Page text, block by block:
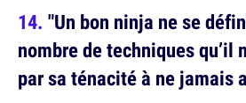
"Un bon ninja ne se
nombre de techniques qu’il
par sa ténacité à ne jamais